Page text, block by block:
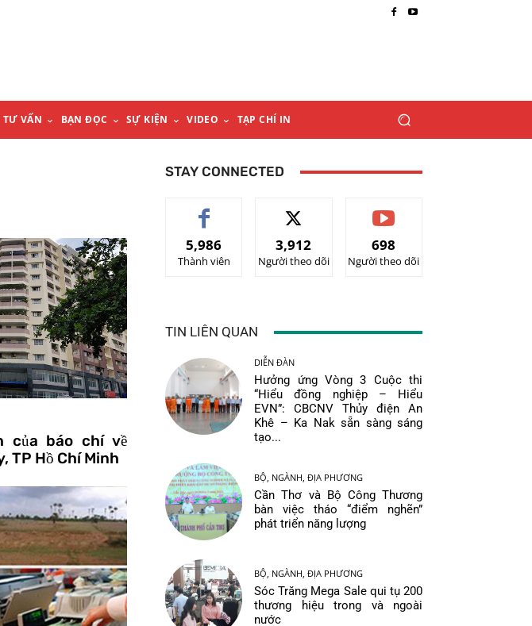
TƯ VẤN BẠN ĐỌC SỰ KIỆN VIDEO TẠP CHÍ IN
của báo chí về
TP Hồ Chí Minh
STAY CONNECTED
5,986
Thành viên
3,912
Người theo dõi
698
Người theo dõi
TIN LIÊN QUAN
DIỄN ĐÀN
Hưởng ứng Vòng 3 Cuộc thi
“Hiểu đồng nghiệp – Hiểu
EVN”: CBCNV Thủy điện An
Khê – Ka Nak sẵn sàng sáng
tạo...
BỘ, NGÀNH, ĐỊA PHƯƠNG
Cần Thơ và Bộ Công Thương
bàn việc tháo “điểm nghẽn”
phát triển năng lượng
BỘ, NGÀNH, ĐỊA PHƯƠNG
Sóc Trăng Mega Sale qui tụ 200
thương hiệu trong và ngoài
nước